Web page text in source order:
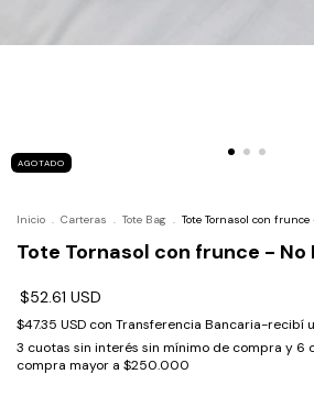
AGOTADO
Inicio . Carteras . Tote Bag . Tote Tornasol con
Tote Tornasol con frunce - No
$52.61 USD
$47.35 USD con Transferencia Bancaria-recibí